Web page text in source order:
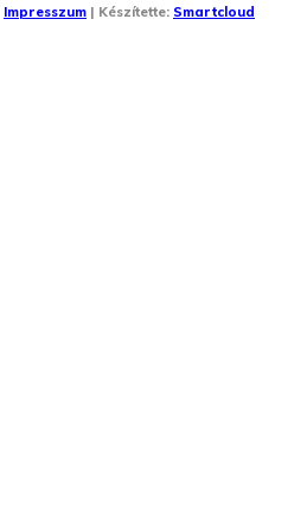
Impresszum | Készítette: Smartcloud